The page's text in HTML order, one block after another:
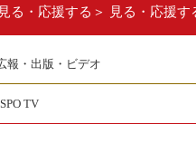
る・応援する＞ 見る・応援す
報・出版・ビデオ
TV